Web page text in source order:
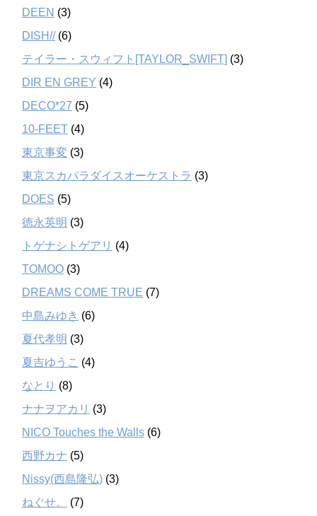
DEEN (3)
DISH//(6)
テイラー・スウィフト[TAYLOR_SWIFT] (3)
DIR EN GREY (4)
DECO*27 (5)
10-FEET (4)
東京事変 (3)
東京スカパラダイスオーケストラ (3)
DOES (5)
徳永英明 (3)
トゲナシトゲアリ (4)
TOMOO (3)
DREAMS COME TRUE (7)
中島みゆき (6)
夏代孝明 (3)
夏吉ゆうこ (4)
なとり (8)
ナナヲアカリ (3)
NICO Touches the Walls (6)
西野カナ (5)
Nissy(西島隆弘) (3)
ねぐせ。
(7)